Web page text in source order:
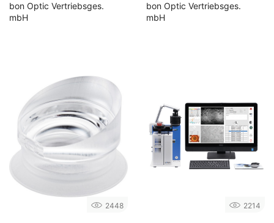
bon Optic Vertriebsges.
mbH
bon Optic Vertriebsges.
mbH
2448 2214